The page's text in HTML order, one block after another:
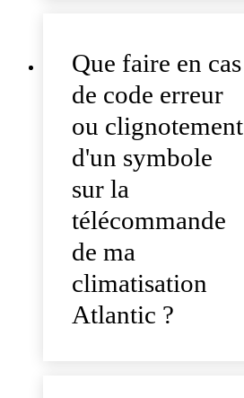
Que faire en cas
de code erreur
ou clignotement
d'un symbole
sur la
télécommande
de ma
climatisation
Atlantic ?